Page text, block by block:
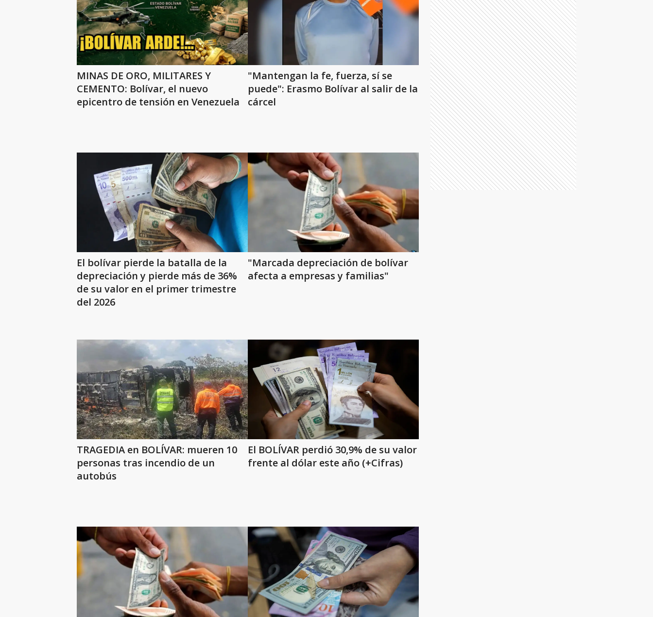
MINAS DE ORO, MILITARES Y
CEMENTO: Bolívar, el nuevo
epicentro de tensión en Venezuela
"Mantengan la fe, fuerza, sí se
puede": Erasmo Bolívar al salir de la
cárcel
El bolívar pierde la batalla de la
depreciación y pierde más de 36%
de su valor en el primer trimestre
del 2026
"Marcada depreciación de bolívar
afecta a empresas y familias"
TRAGEDIA en BOLÍVAR: mueren 10
personas tras incendio de un
autobús
El BOLÍVAR perdió 30,9% de su valor
frente al dólar este año (+Cifras)